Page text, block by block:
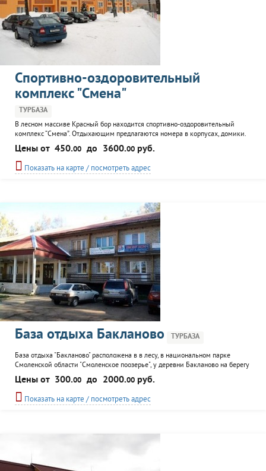
Cпортивно-оздоровительный
комплекс "Смена"
ТУРБАЗА
В лесном массиве Красный бор находится спортивно-оздоровительный
комплекс “Смена”. Отдыхающим предлагаются номера в корпусах, домики.
К услугам гостей: экскурсионное сопровождение, спортплощадки, бассейн,
солярий, настольный теннис, фито-бочка, пейнтбол, интерактивный тир,
петанк, кафе, бар, каток, лыжная трасса, катание на лошадях, прокат
спортивного инвентаря, сауна.
Цены от 450.00 до 3600.00 руб.
Показать на карте / посмотреть адрес
База отдыха Бакланово ТУРБАЗА
База отдыха "Бакланово" расположена в в лесу, в национальном парке
Смоленской области "Смоленское поозерье", у деревни Бакланово на берегу
озера. Размещение в вагончиках и гостиничном корпусе. Предусмотрены
места для палаток, ночевок, пикников. Беседки и мангалы. Парковка. Гости
могут воспользоваться баней, столовой, бильярдом, прокатом спорт
инвентаря и лодок...
Цены от 300.00 до 2000.00 руб.
Показать на карте / посмотреть адрес